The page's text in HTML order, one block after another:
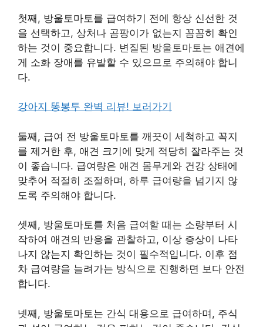
첫째, 방울토마토를 급여하기 전에 항상 신선한 것
을 선택하고, 상처나 곰팡이가 없는지 꼼꼼히 확인
하는 것이 중요합니다. 변질된 방울토마토는 애견에
게 소화 장애를 유발할 수 있으므로 주의해야 합니
다.
강아지 똥봉투 완벽 리뷰! 보러가기
둘째, 급여 전 방울토마토를 깨끗이 세척하고 꼭지
를 제거한 후, 애견 크기에 맞게 적당히 잘라주는 것
이 좋습니다. 급여량은 애견 몸무게와 건강 상태에
맞추어 적절히 조절하며, 하루 급여량을 넘기지 않
도록 주의해야 합니다.
셋째, 방울토마토를 처음 급여할 때는 소량부터 시
작하여 애견의 반응을 관찰하고, 이상 증상이 나타
나지 않는지 확인하는 것이 필수적입니다. 이후 점
차 급여량을 늘려가는 방식으로 진행하면 보다 안전
합니다.
넷째, 방울토마토는 간식 대용으로 급여하며, 주식